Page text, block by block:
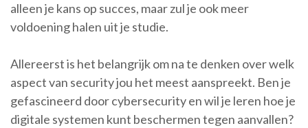
alleen je kans op succes, maar zul je ook meer
voldoening halen uit je studie.
Allereerst is het belangrijk om na te denken over welk
aspect van security jou het meest aanspreekt. Ben je
gefascineerd door cybersecurity en wil je leren hoe je
digitale systemen kunt beschermen tegen aanvallen?